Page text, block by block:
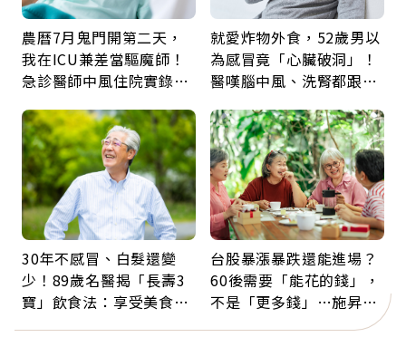
農曆7月鬼門開第二天，
我在ICU兼差當驅魔師！
急診醫師中風住院實錄：
就愛炸物外食，52歲男以
為感冒竟「心臟破洞」！
醫嘆腦中風、洗腎都跟它
救
30年不感冒、白髮還變
少！89歲名醫揭「長壽3
寶」飲食法：享受美食不
台股暴漲暴跌還能進場？
60後需要「能花的錢」，
不是「更多錢」…施昇
輝：退休族最適合這種股